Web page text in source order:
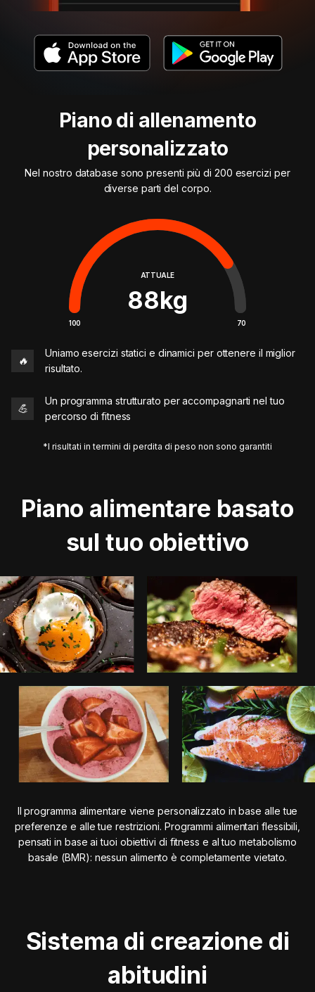
Piano di allenamento
personalizzato
Nel nostro database sono presenti più di 200 esercizi per
diverse parti del corpo.
ATTUALE
88kg
100 70
🔥
Uniamo esercizi statici e dinamici per ottenere il miglior
risultato.
💪
Un programma strutturato per accompagnarti nel tuo
percorso di fitness
*I risultati in termini di perdita di peso non sono garantiti
Piano alimentare basato
sul tuo obiettivo
Il programma alimentare viene personalizzato in base alle tue
preferenze e alle tue restrizioni. Programmi alimentari flessibili,
pensati in base ai tuoi obiettivi di fitness e al tuo metabolismo
basale (BMR): nessun alimento è completamente vietato.
Sistema di creazione di
abitudini